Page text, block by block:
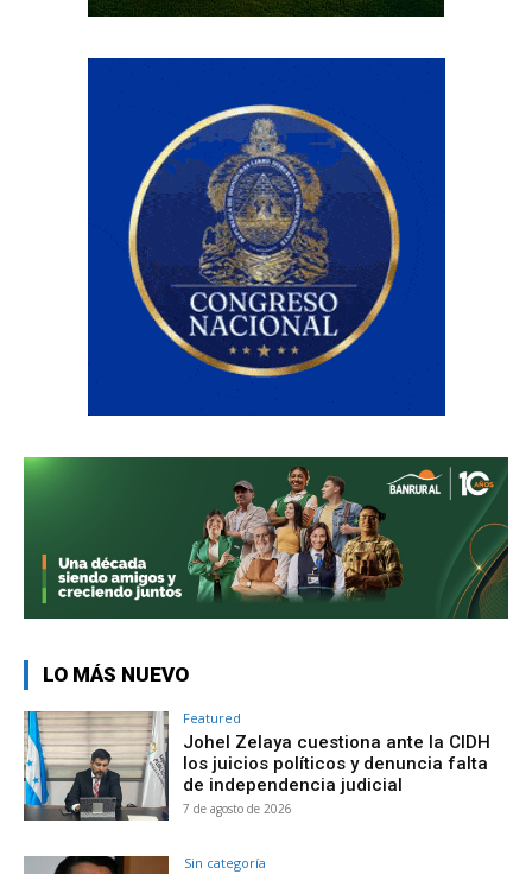
LO MÁS NUEVO
Featured
Johel Zelaya cuestiona ante la CIDH
los juicios políticos y denuncia falta
de independencia judicial
7 de agosto de 2026
Sin categoría